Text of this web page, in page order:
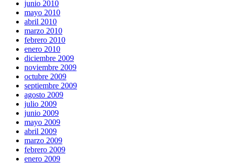
junio 2010
mayo 2010
abril 2010
marzo 2010
febrero 2010
enero 2010
diciembre 2009
noviembre 2009
octubre 2009
septiembre 2009
agosto 2009
julio 2009
junio 2009
mayo 2009
abril 2009
marzo 2009
febrero 2009
enero 2009